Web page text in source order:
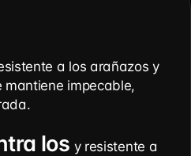
a los arañazos y
mantiene impecable,
los y resistente a